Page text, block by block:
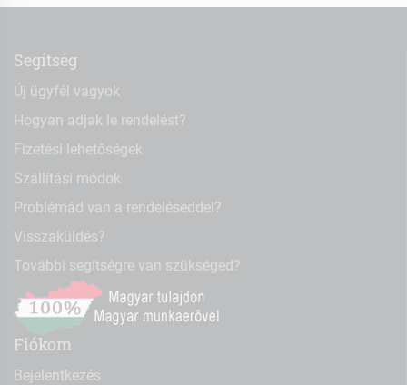
Segítség
Új ügyfél vagyok
Hogyan adjak le rendelést?
Fizetési lehetőségek
Szállítási módok
Problémád van a rendeléseddel?
Visszaküldés?
További segítségre van szükséged?
Fiókom
Bejelentkezés